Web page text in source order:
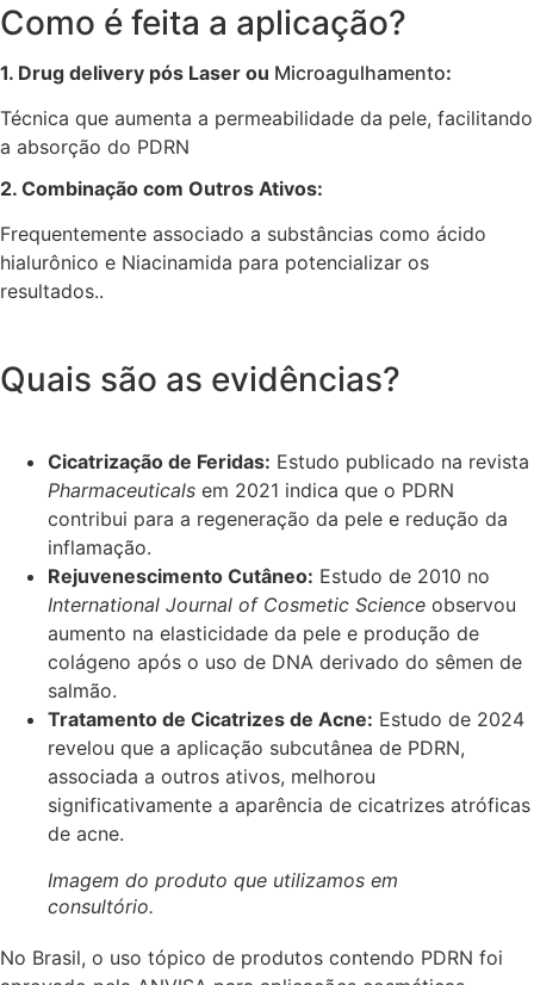
Como é feita a aplicação?
1. Drug delivery pós Laser ou Microagulhamento:
Técnica que aumenta a permeabilidade da pele, facilitando
a absorção do PDRN
2. Combinação com Outros Ativos:
Frequentemente associado a substâncias como ácido
hialurônico e Niacinamida para potencializar os
resultados..
Quais são as evidências?
Cicatrização de Feridas: Estudo publicado na revista
Pharmaceuticals em 2021 indica que o PDRN
contribui para a regeneração da pele e redução da
inflamação. ​
Rejuvenescimento Cutâneo: Estudo de 2010 no
International Journal of Cosmetic Science observou
aumento na elasticidade da pele e produção de
colágeno após o uso de DNA derivado do sêmen de
salmão.​
Tratamento de Cicatrizes de Acne: Estudo de 2024
revelou que a aplicação subcutânea de PDRN,
associada a outros ativos, melhorou
significativamente a aparência de cicatrizes atróficas
de acne.
Imagem do produto que utilizamos em
consultório.
No Brasil, o uso tópico de produtos contendo PDRN foi